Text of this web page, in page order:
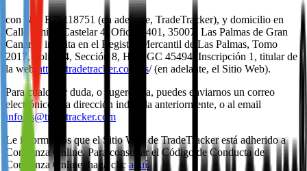
con NIF B76118751 (en adelante, TradeTracker), y domicilio en
Calle Emilio Castelar 4, Oficina 401, 35007, Las Palmas de Gran
Canaria, inscrita en el Registro Mercantil de Las Palmas, Tomo
2017, Folio 54, Sección 8, Hoja GC 45494, Inscripción 1, titular de
la web https://tradetracker.com/es/ (en adelante, el Sitio Web).
Para cualquier duda, o sugerencia, puedes enviarnos un correo
electrónico a la dirección indicada anteriormente, o al email
info.es@tradetracker.com
Le informamos que el Sitio Web de TradeTracker está adherido a
Confianza Online. Para consultar el Código de Conducta de
Confianza Online, haga clic aquí.